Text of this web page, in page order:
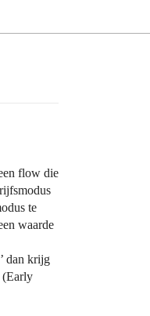
flow die
te
waarde
dan krijg
(Early